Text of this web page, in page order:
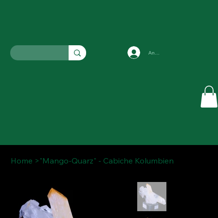
Anmelden
Home > "Mango-Quarz" - Cabiche Kolumbien